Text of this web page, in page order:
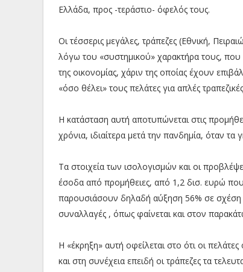
Ελλάδα, προς -τεράστιο- όφελός τους.
Οι τέσσερις μεγάλες, τράπεζες (Εθνική,
λόγω του «συστημικού» χαρακτήρα τους, που
της οικονομίας, χάριν της οποίας έχουν
«όσο θέλει» τους πελάτες για απλές
Η κατάσταση αυτή αποτυπώνεται στις
χρόνια, ιδιαίτερα μετά την πανδημία, όταν τα
Τα στοιχεία των ισολογισμών και οι
έσοδα από προμήθειες, από 1,2 δισ. ευρώ
παρουσιάσουν δηλαδή αύξηση 56% σε σχέση
συναλλαγές , όπως φαίνεται και στον
Η «έκρηξη» αυτή οφείλεται στο ότι οι
και στη συνέχεια επειδή οι τράπεζες τα